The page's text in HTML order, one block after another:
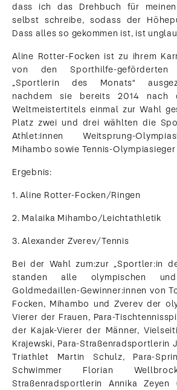
dass ich das Drehbuch für
selbst schreibe, sodass der
Dass alles so gekommen ist, ist
Aline Rotter-Focken ist zu ihrem
von den Sporthilfe-
„Sportlerin des Monats“
nachdem sie bereits 2014 nach
Weltmeistertitels einmal zur Wahl
Platz zwei und drei wählten die
Athlet:innen Weitsprung-
Mihambo sowie Tennis-
Ergebnis:
1. Aline Rotter-Focken/Ringen
2. Malaika Mihambo/Leichtathletik
3. Alexander Zverev/Tennis
Bei der Wahl zum:zur „Sportler:in
standen alle olympischen und
Goldmedaillen-Gewinner:innen von
Focken, Mihambo und Zverev der
Vierer der Frauen, Para-
der Kajak-Vierer der Männer,
Krajewski, Para-Straßenradsportlerin
Triathlet Martin Schulz, Para-
Schwimmer Florian
Straßenradsportlerin Annika